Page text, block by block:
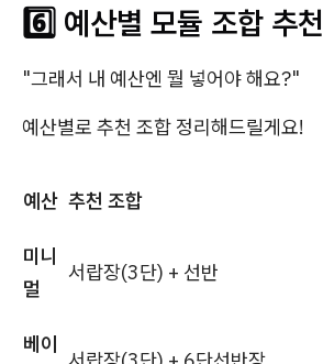
6️⃣ 예산별 모듈 조합 추천
"그래서 내 예산엔 뭘 넣어야 해요?"
예산별로 추천 조합 정리해드릴게요!
예산 추천 조합
미니
멀
서랍장(3단) + 선반
베이